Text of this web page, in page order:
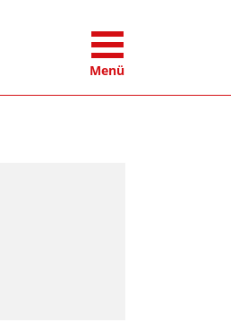
Menü